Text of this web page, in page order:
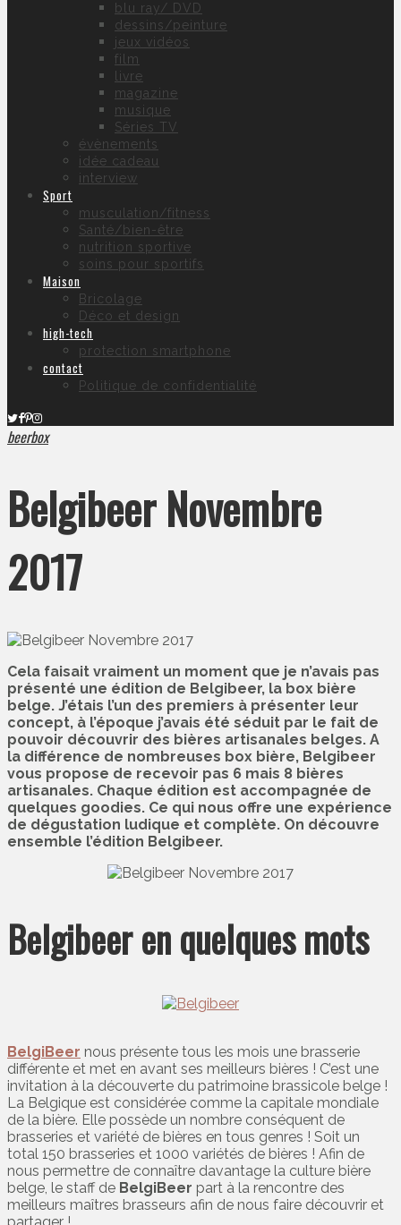
blu ray/ DVD
dessins/peinture
jeux vidéos
film
livre
magazine
musique
Séries TV
évènements
idée cadeau
interview
Sport
musculation/fitness
Santé/bien-être
nutrition sportive
soins pour sportifs
Maison
Bricolage
Déco et design
high-tech
protection smartphone
contact
Politique de confidentialité
beerbox
Belgibeer Novembre
2017
Cela faisait vraiment un moment que je n’avais pas
présenté une édition de Belgibeer, la box bière
belge. J’étais l’un des premiers à présenter leur
concept, à l’époque j’avais été séduit par le fait de
pouvoir découvrir des bières artisanales belges. A
la différence de nombreuses box bière, Belgibeer
vous propose de recevoir pas 6 mais 8 bières
artisanales. Chaque édition est accompagnée de
quelques goodies. Ce qui nous offre une expérience
de dégustation ludique et complète. On découvre
ensemble l’édition Belgibeer.
Belgibeer en quelques mots
BelgiBeer nous présente tous les mois une brasserie
différente et met en avant ses meilleurs bières ! C’est une
invitation à la découverte du patrimoine brassicole belge !
La Belgique est considérée comme la capitale mondiale
de la bière. Elle possède un nombre conséquent de
brasseries et variété de bières en tous genres ! Soit un
total 150 brasseries et 1000 variétés de bières ! Afin de
nous permettre de connaître davantage la culture bière
belge, le staff de BelgiBeer part à la rencontre des
meilleurs maîtres brasseurs afin de nous faire découvrir et
partager !